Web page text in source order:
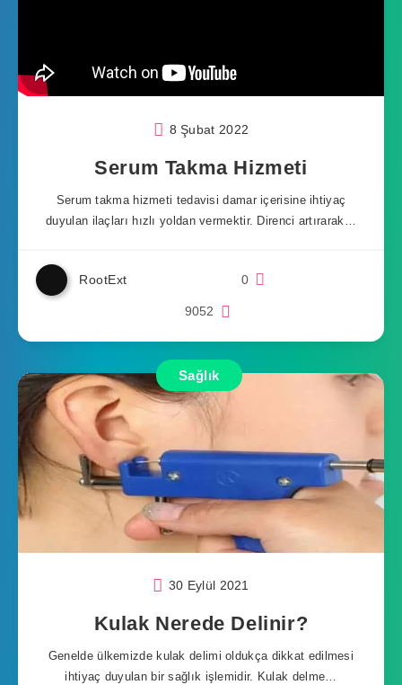
8 Şubat 2022
Serum Takma Hizmeti
Serum takma hizmeti tedavisi damar içerisine ihtiyaç
duyulan ilaçları hızlı yoldan vermektir. Direnci artırarak…
RootExt 0
9052
Sağlık
30 Eylül 2021
Kulak Nerede Delinir?
Genelde ülkemizde kulak delimi oldukça dikkat edilmesi
ihtiyaç duyulan bir sağlık işlemidir. Kulak delme…